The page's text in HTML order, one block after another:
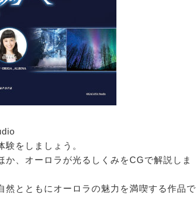
をしましょう。
、オーロラが光るしくみをCGで解説しま
とともにオーロラの魅力を満喫する作品で